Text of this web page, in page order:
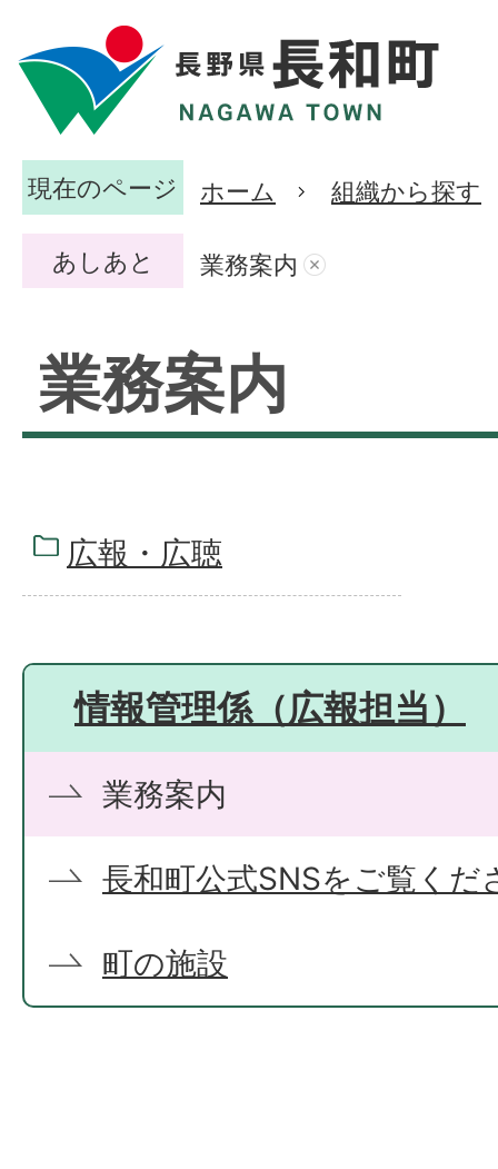
現在のページ ホーム 組織から探す
あしあと 業務案内
業務案内
広報・広聴
情報管理係（広報担当）
業務案内
長和町公式SNSをご覧くだ
町の施設